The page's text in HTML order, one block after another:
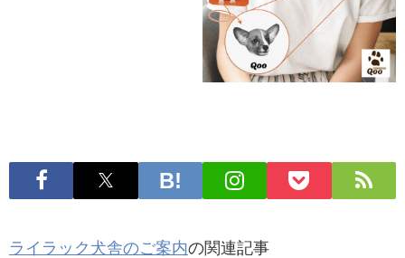
ライラック犬舎のご案内の関連記事